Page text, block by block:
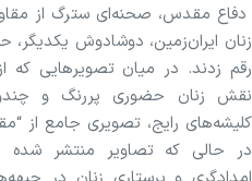
دفاع مقدس، صحنه‌ای سترگ از
زنان ایران‌زمین، دوشادوش
رقم زدند. در میان تصویرهایی که
نقش زنان حضوری پررنگ و
کلیشه‌های رایج، تصویری جامع از
در حالی که تصاویر منتشر شده